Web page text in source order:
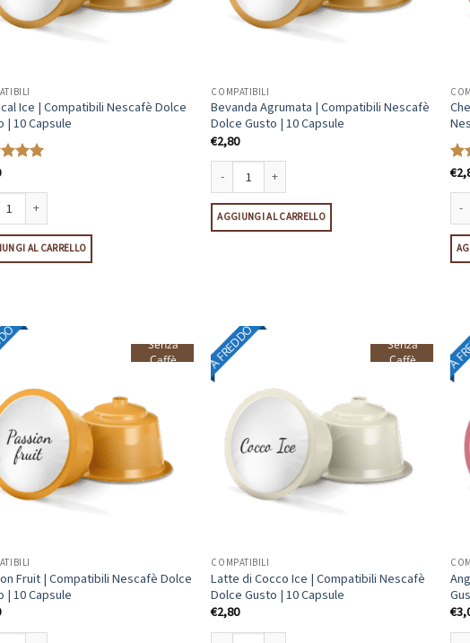
Ice | Compatibili Nescafè Dolce
| 10 Capsule
Ice | Compatibili Nescafè Dolce Gusto | 10 Capsule quantità
AL CARRELLO
COMPATIBILI
Bevanda Agrumata | Compatibili Nescafè
Dolce Gusto | 10 Capsule
€2,80
Bevanda Agrumata | Compatibili Nescafè Dolce Gusto
AGGIUNGI AL CARRELLO
€
Senza
Caffè
Fruit | Compatibili Nescafè Dolce
| 10 Capsule
Senza
Caffè
A FREDDO
COMPATIBILI
Latte di Cocco Ice | Compatibili Nescafè
Dolce Gusto | 10 Capsule
€2,80
A
€